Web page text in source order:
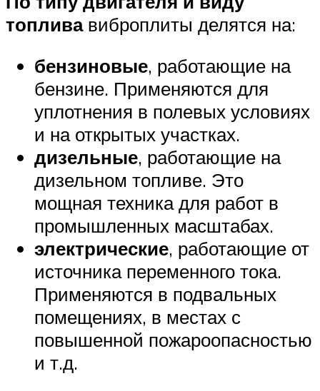
топливавиброплиты делятся на:
бензиновые, работающие на
бензине. Применяются для
уплотнения в полевых условиях
и на открытых участках.
дизельные, работающие на
дизельном топливе. Это
мощная техника для работ в
промышленных масштабах.
электрические, работающие от
источника переменного тока.
Применяются в подвальных
помещениях, в местах с
повышенной пожароопасностью
и т.д.